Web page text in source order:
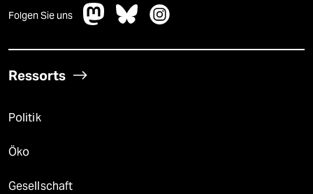
Folgen Sie uns
Ressorts
Politik
Öko
Gesellschaft